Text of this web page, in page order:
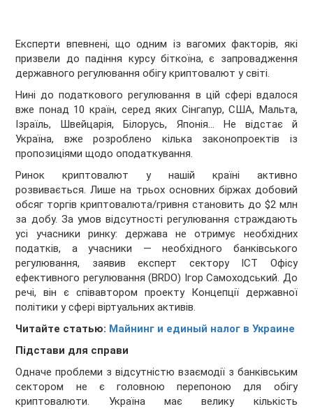
Експерти впевнені, що одним із вагомихфакторів, які
призвели до падіння курсу біткоїна, є запровадження
державного регулювання обігу криптовалют у світі.
Нині до податкового регулювання в цій сфері вдалося
вже понад 10 країн, серед яких Сінгапур, США, Мальта,
Ізраїль, Швейцарія, Білорусь, Японія... Не відстає й
Україна, вже розроблено кілька законопроектів із
пропозиціями щодо оподаткування.
Ринок криптовалют у нашій країні активно
розвивається. Лише на трьох основних біржах добовий
обсяг торгів криптовалюта/гривня становить до $2 млн
за добу. За умов відсутності регулювання страждають
усі учасники ринку: держава не отримує необхідних
податків, а учасники — необхідного банківського
регулювання, заявив експерт сектору ICT Офісу
ефективного регулювання (BRDO) Ігор Самоходський. До
речі, він є співавтором проекту Концепції державної
політики у сфері віртуальних активів.
Читайте статью: Майнинг и единый налог в Украине
Підстави для справи
Одначе проблеми з відсутністю взаємодії з банківським
сектором не є головною перепоною для обігу
криптовалюти. Україна має велику кількість